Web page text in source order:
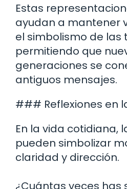
Estas
ayudan a mantener
el simbolismo de las
permitiendo que
generaciones se
antiguos mensajes.
### Reflexiones en
En la vida cotidiana,
pueden simbolizar
claridad y dirección.
¿Cuántas veces has